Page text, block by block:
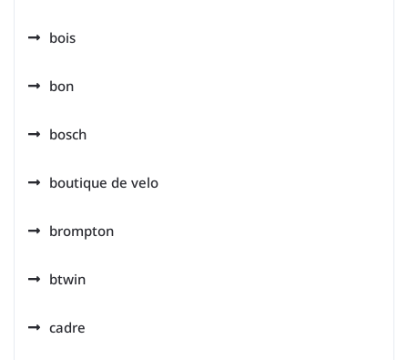
bois
bon
bosch
boutique de velo
brompton
btwin
cadre